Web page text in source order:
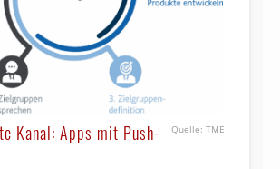
TME
Kanal: Apps mit Push-